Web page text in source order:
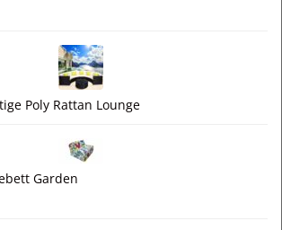
Poly Rattan Lounge
Garden